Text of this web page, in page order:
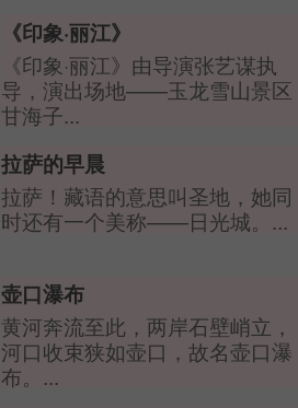
《印象·丽江》
《印象·丽江》由导演张艺谋执
导，演出场地——玉龙雪山景区
甘海子...
拉萨的早晨
拉萨！藏语的意思叫圣地，她同
时还有一个美称——日光城。...
壶口瀑布
黄河奔流至此，两岸石壁峭立，
河口收束狭如壶口，故名壶口瀑
布。...